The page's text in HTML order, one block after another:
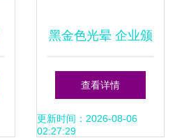
黑金色光晕 企业颁
奖晚会舞台背景设
计的高端之道
查看详情
更新时间：2026-08-06
02:27:29